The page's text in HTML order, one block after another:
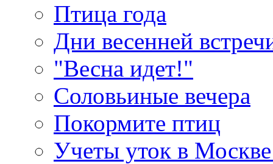
Птица года
Дни весенней
"Весна идет!"
Соловьиные вечера
Покормите птиц
Учеты уток в